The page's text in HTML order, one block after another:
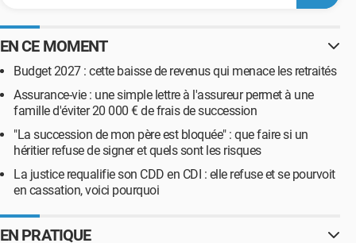
EN CE MOMENT
Budget 2027 : cette baisse de revenus qui menace les retraités
Assurance-vie : une simple lettre à l'assureur permet à une
famille d'éviter 20 000 € de frais de succession
"La succession de mon père est bloquée" : que faire si un
héritier refuse de signer et quels sont les risques
La justice requalifie son CDD en CDI : elle refuse et se pourvoit
en cassation, voici pourquoi
EN PRATIQUE